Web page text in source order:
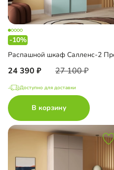
-10%
24 390 27 100
Доступно для доставки
В корзину